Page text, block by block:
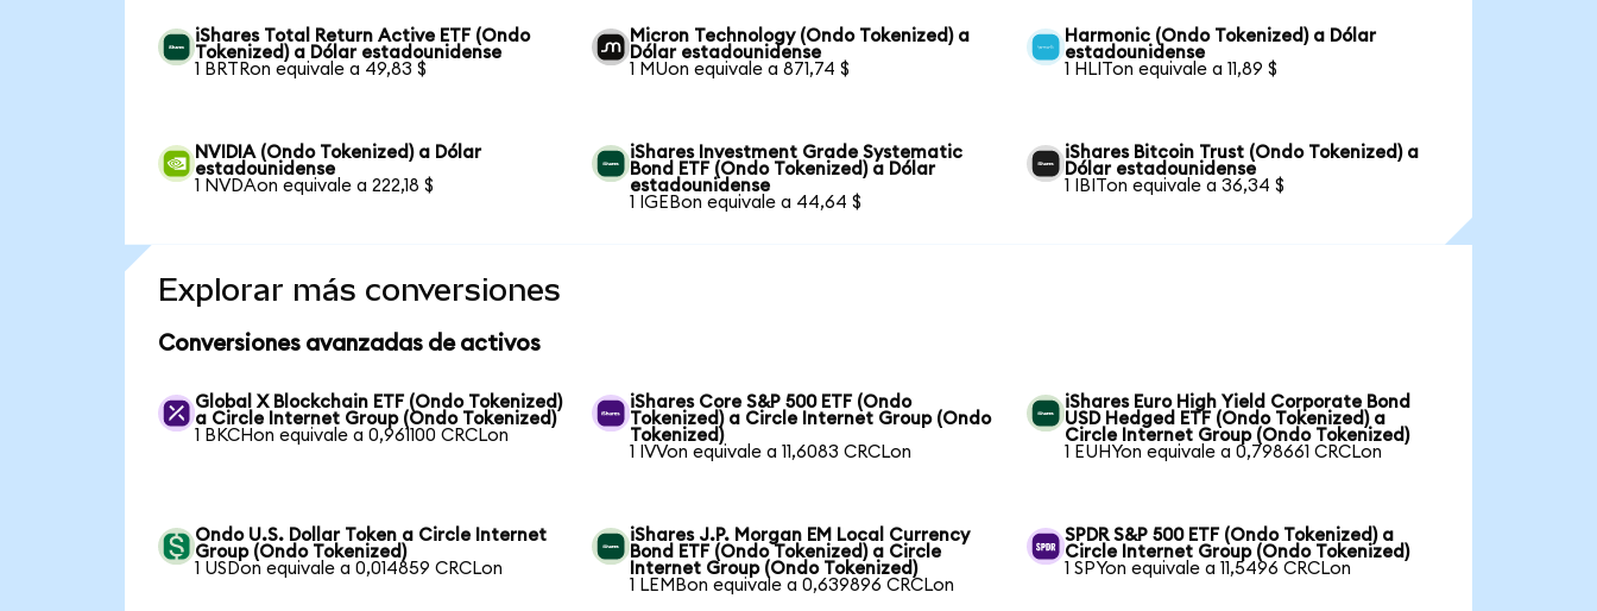
iShares Total Return Active ETF (Ondo
Tokenized) a Dólar estadounidense
1 BRTRon equivale a 49,83 $
Micron Technology (Ondo Tokenized) a
Dólar estadounidense
1 MUon equivale a 871,74 $
Harmonic (Ondo Tokenized) a Dólar
estadounidense
1 HLITon equivale a 11,89 $
NVIDIA (Ondo Tokenized) a Dólar
estadounidense
1 NVDAon equivale a 222,18 $
iShares Investment Grade Systematic
Bond ETF (Ondo Tokenized) a Dólar
estadounidense
1 IGEBon equivale a 44,64 $
iShares Bitcoin Trust (Ondo Tokenized) a
Dólar estadounidense
1 IBITon equivale a 36,34 $
Explorar más conversiones
Conversiones avanzadas de activos
Global X Blockchain ETF (Ondo Tokenized)
a Circle Internet Group (Ondo Tokenized)
1 BKCHon equivale a 0,961100 CRCLon
iShares Core S&P 500 ETF (Ondo
Tokenized) a Circle Internet Group (Ondo
Tokenized)
1 IVVon equivale a 11,6083 CRCLon
iShares Euro High Yield Corporate Bond
USD Hedged ETF (Ondo Tokenized) a
Circle Internet Group (Ondo Tokenized)
1 EUHYon equivale a 0,798661 CRCLon
Ondo U.S. Dollar Token a Circle Internet
Group (Ondo Tokenized)
1 USDon equivale a 0,014859 CRCLon
iShares J.P. Morgan EM Local Currency
Bond ETF (Ondo Tokenized) a Circle
Internet Group (Ondo Tokenized)
1 LEMBon equivale a 0,639896 CRCLon
SPDR S&P 500 ETF (Ondo Tokenized) a
Circle Internet Group (Ondo Tokenized)
1 SPYon equivale a 11,5496 CRCLon